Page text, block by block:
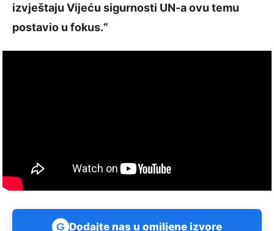
izvještaju Vijeću sigurnosti UN-a ovu temu
postavio u fokus.“
G Dodajte nas u omiljene izvore